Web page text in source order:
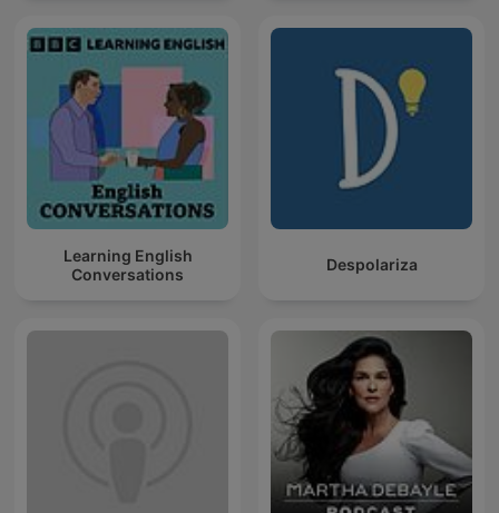
Learning English
Conversations
Despolariza